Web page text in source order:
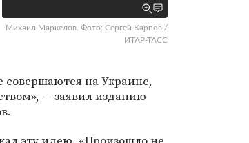
Михаил Маркелов. Фото: Сергей Карпов /
ИТАР-ТАСС
совершаются на Украине,
— заявил изданию